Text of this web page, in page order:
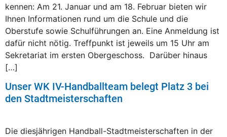
kennen: Am 21. Januar und am 18. Februar bieten wir
Ihnen Informationen rund um die Schule und die
Oberstufe sowie Schulführungen an. Eine Anmeldung ist
dafür nicht nötig. Treffpunkt ist jeweils um 15 Uhr am
Sekretariat im ersten Obergeschoss. Darüber hinaus
[…]
Unser WK IV-Handballteam belegt Platz 3 bei
den Stadtmeisterschaften
Die diesjährigen Handball-Stadtmeisterschaften in der